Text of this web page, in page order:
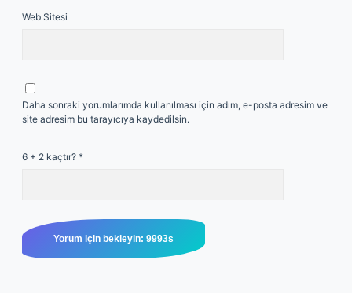
Web Sitesi
Daha sonraki yorumlarımda kullanılması için adım, e-posta adresim ve
site adresim bu tarayıcıya kaydedilsin.
6 + 2 kaçtır? *